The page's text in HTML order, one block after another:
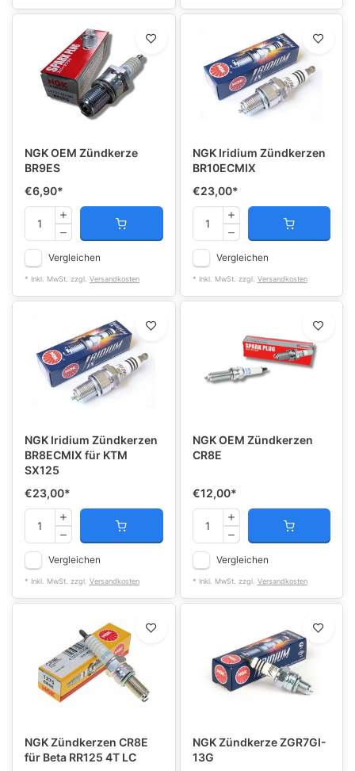
NGK OEM Zündkerze
BR9ES
€6,90*
Vergleichen
* Inkl. MwSt. zzgl. Versandkosten
NGK Iridium Zündkerzen
BR10ECMIX
€23,00*
Vergleichen
* Inkl. MwSt. zzgl. Versandkosten
NGK Iridium Zündkerzen
BR8ECMIX für KTM
SX125
€23,00*
Vergleichen
* Inkl. MwSt. zzgl. Versandkosten
NGK OEM Zündkerzen
CR8E
€12,00*
Vergleichen
* Inkl. MwSt. zzgl. Versandkosten
NGK Zündkerzen CR8E
für Beta RR125 4T LC
NGK Zündkerze ZGR7GI-
13G